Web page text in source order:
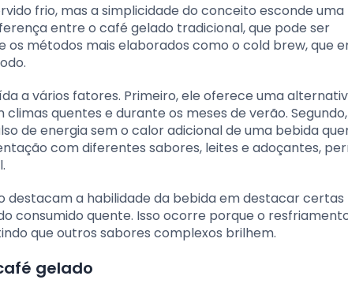
frio, mas a simplicidade do conceito esconde uma
entre o café gelado tradicional, que pode ser
métodos mais elaborados como o cold brew, que
a vários fatores. Primeiro, ele oferece uma
quentes e durante os meses de verão.
de energia sem o calor adicional de uma bebida
com diferentes sabores, leites e adoçantes,
destacam a habilidade da bebida em destacar certas
consumido quente. Isso ocorre porque o
que outros sabores complexos brilhem.
gelado